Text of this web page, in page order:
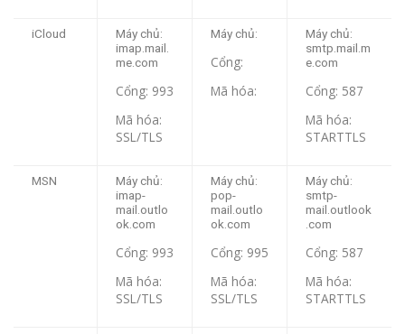
iCloud
Máy chủ:
imap.mail.
me.com
Cổng: 993
Mã hóa:
SSL/TLS
Máy chủ:
Cổng:
Mã hóa:
Máy chủ:
smtp.mail.m
e.com
Cổng: 587
Mã hóa:
STARTTLS
MSN
Máy chủ:
imap-
mail.outlo
ok.com
Cổng: 993
Mã hóa:
SSL/TLS
Máy chủ:
pop-
mail.outlo
ok.com
Cổng: 995
Mã hóa:
SSL/TLS
Máy chủ:
smtp-
mail.outlook
.com
Cổng: 587
Mã hóa:
STARTTLS